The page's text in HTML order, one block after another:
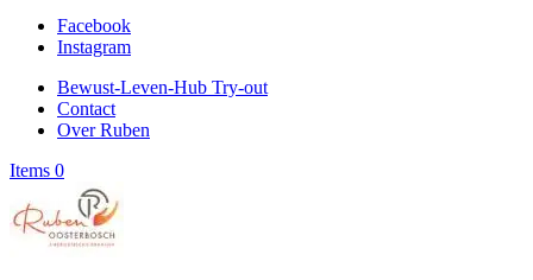
Facebook
Instagram
Bewust-Leven-Hub Try-out
Contact
Over Ruben
Items 0